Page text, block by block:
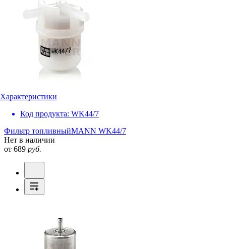
Характеристики
Код продукта: WK44/7
Фильтр топливныйMANN WK44/7
Нет в наличии
от 689 руб.